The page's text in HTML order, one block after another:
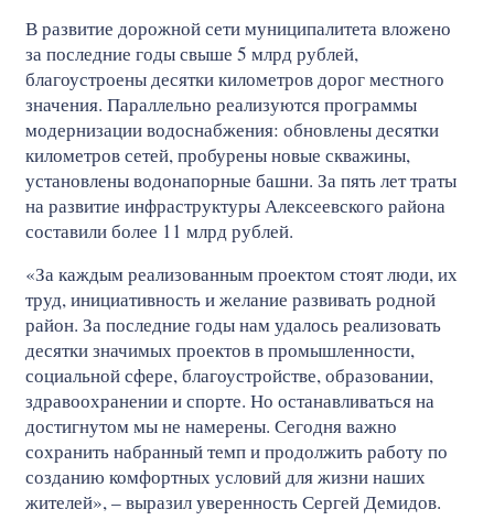
В развитие дорожной сети муниципалитета вложено
за последние годы свыше 5 млрд рублей,
благоустроены десятки километров дорог местного
значения. Параллельно реализуются программы
модернизации водоснабжения: обновлены десятки
километров сетей, пробурены новые скважины,
установлены водонапорные башни. За пять лет траты
на развитие инфраструктуры Алексеевского района
составили более 11 млрд рублей.
«За каждым реализованным проектом стоят люди, их
труд, инициативность и желание развивать родной
район. За последние годы нам удалось реализовать
десятки значимых проектов в промышленности,
социальной сфере, благоустройстве, образовании,
здравоохранении и спорте. Но останавливаться на
достигнутом мы не намерены. Сегодня важно
сохранить набранный темп и продолжить работу по
созданию комфортных условий для жизни наших
жителей», – выразил уверенность Сергей Демидов.